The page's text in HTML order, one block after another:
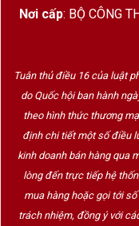
Hộp quà
Nơi cấp: BỘ CÔNG
Tuân thủ điều 16 của luật
do Quốc hội ban hành
theo hình thức thương
định chi tiết một số điều
kinh doanh bán hàng qua
lòng đến trực tiếp hệ
mua hàng hoặc gọi tới
trách nhiệm, đồng ý với